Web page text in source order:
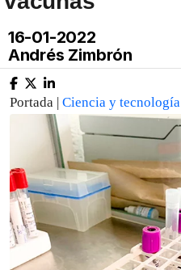
16-01-2022
Andrés Zimbrón
Portada | Ciencia y tecnología